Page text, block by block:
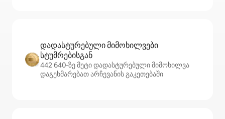
დადასტურებული მიმოხილვები
სტუმრებისგან
442 640‑ზე მეტი დადასტურებული მიმოხილვა
დაგეხმარებათ არჩევანის გაკეთებაში